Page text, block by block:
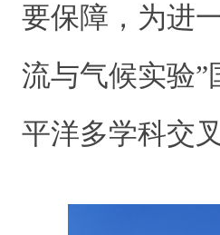
要保障，为进
流与气候实验
平洋多学科交